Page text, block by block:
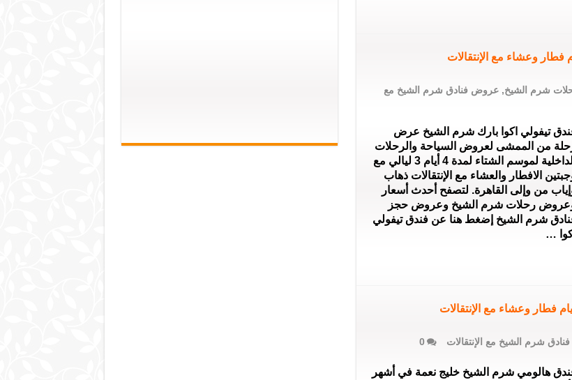
شرم الشيخ,عروض فنادق شرم الشيخ مع
تيفولي اكوا بارك شرم الشيخ عرض
من الممشى لعروض السياحة والرحلات
الداخلية لموسم الشتاء لمدة 4 أيام 3 ليالي مع
الافطار والعشاء مع الإنتقالات ذهاب
من وإلى القاهرة. لتصفح أحدث أسعار
رحلات شرم الشيخ وعروض حجز
شرم الشيخ إضغط هنا عن فندق تيفولي
…
شرم الشيخ مع الإنتقالات
0
هالومي شرم الشيخ خليج نعمة في أشهر